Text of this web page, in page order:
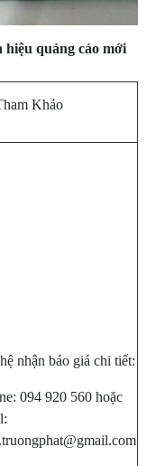
hiệu quảng cáo mới
Khảo
nhận báo giá chi tiết:
094 920 560 hoặc